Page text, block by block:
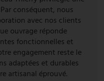
conséquent, nous
avec nos clients
ouvrage réponde
fonctionnelles et
engagement reste le
adaptées et durables
artisanal éprouvé.